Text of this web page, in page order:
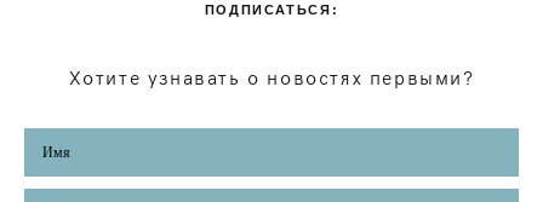
ПОДПИСАТЬСЯ:
Хотите узнавать о новостях первыми?